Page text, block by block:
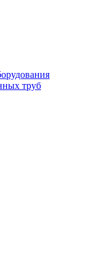
труб